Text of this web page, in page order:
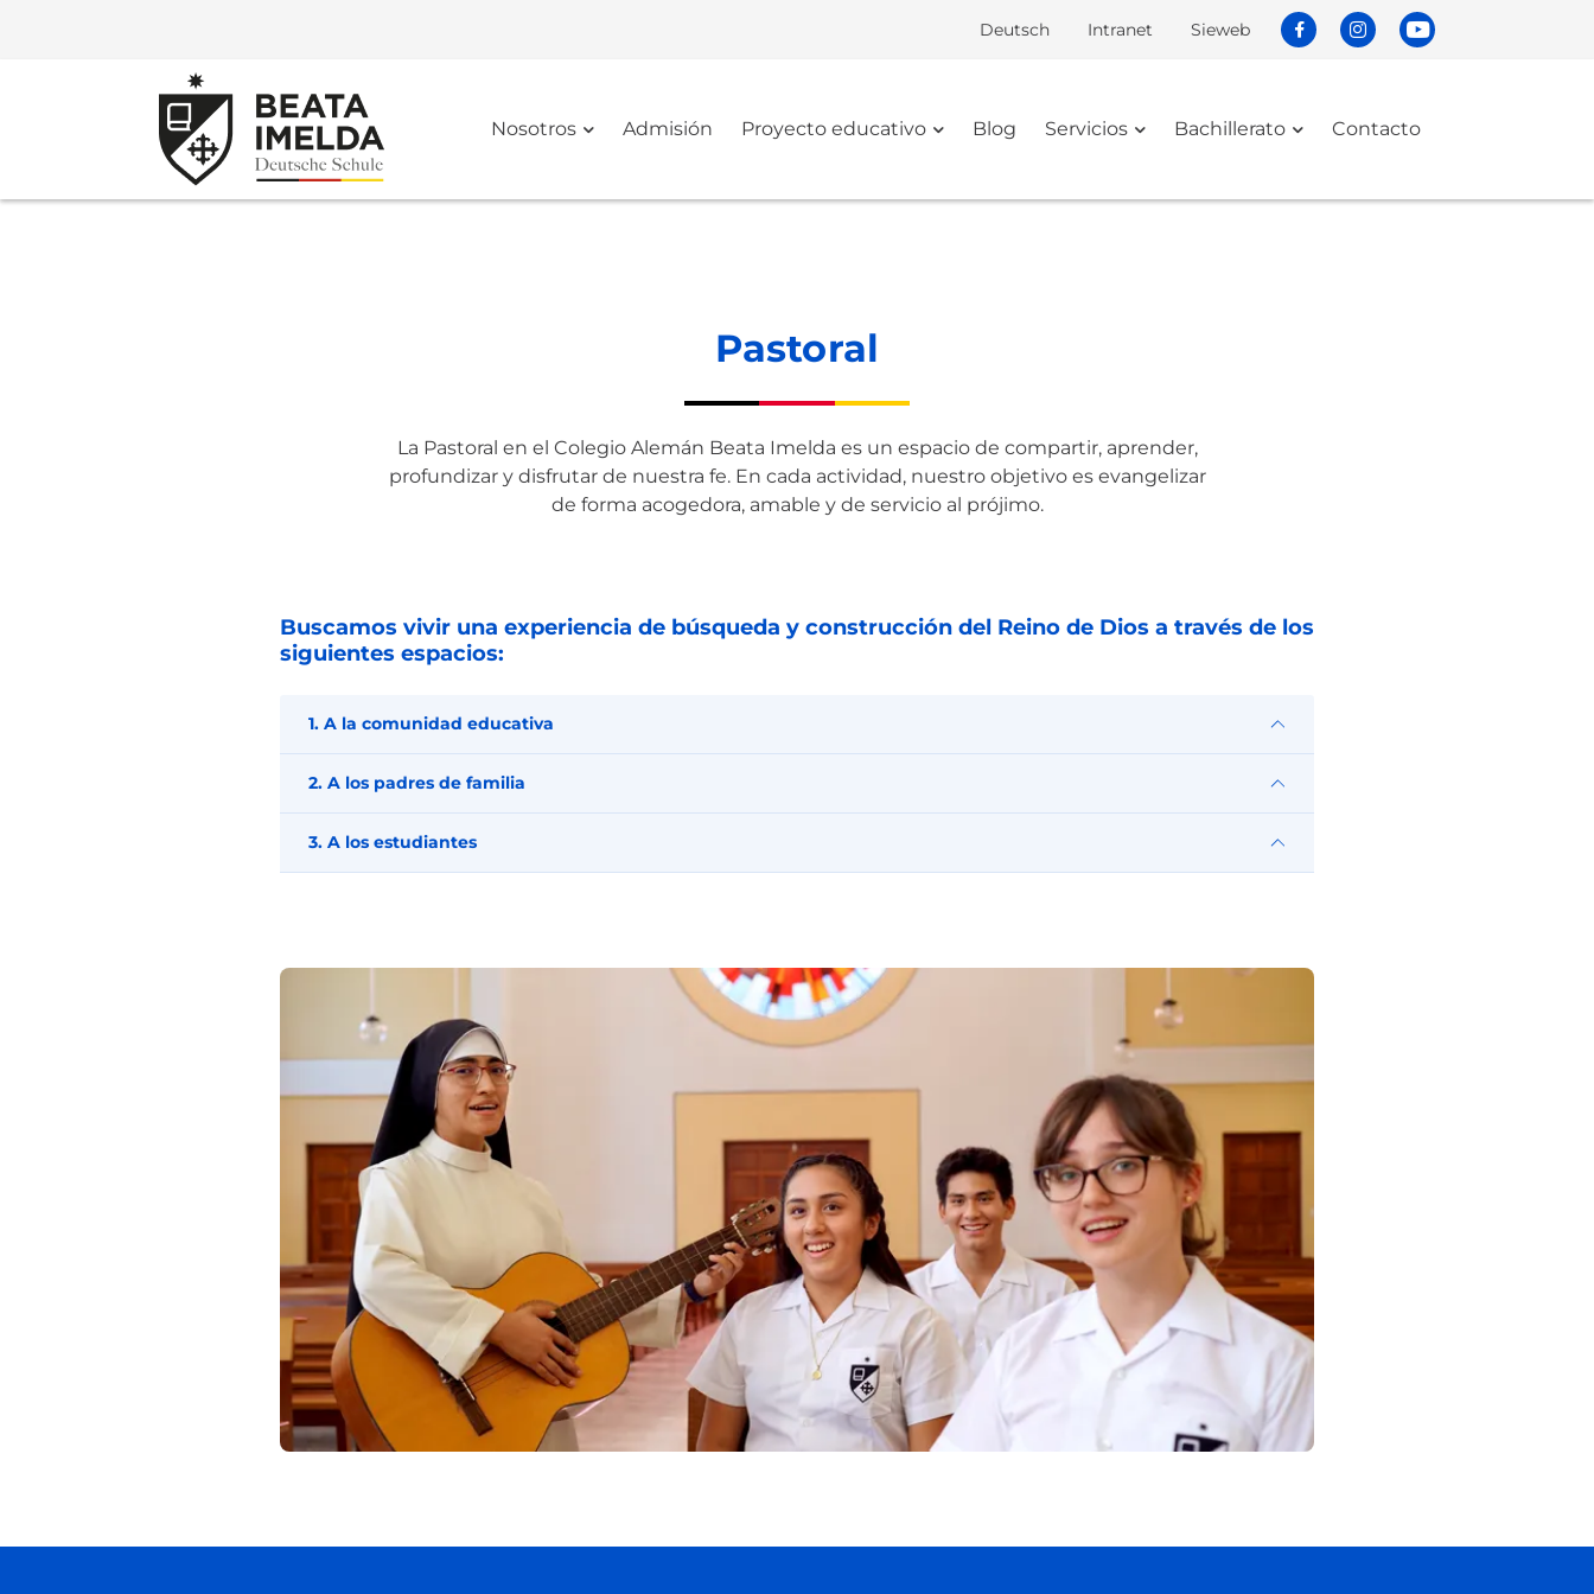
Deutsch Intranet Sieweb
Nosotros Admisión Proyecto educativo Blog Servicios Bachillerato Contacto
Pastoral
La Pastoral en el Colegio Alemán Beata Imelda es un espacio de compartir, aprender,
profundizar y disfrutar de nuestra fe. En cada actividad, nuestro objetivo es evangelizar
de forma acogedora, amable y de servicio al prójimo.
Buscamos vivir una experiencia de búsqueda y construcción del Reino de Dios a través de los
siguientes espacios:
1. A la comunidad educativa
2. A los padres de familia
3. A los estudiantes